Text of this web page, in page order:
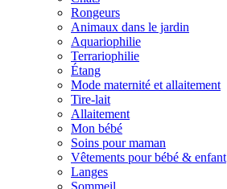
Rongeurs
Animaux dans le jardin
Aquariophilie
Terrariophilie
Étang
Mode maternité et allaitement
Tire-lait
Allaitement
Mon bébé
Soins pour maman
Vêtements pour bébé & enfant
Langes
Sommeil